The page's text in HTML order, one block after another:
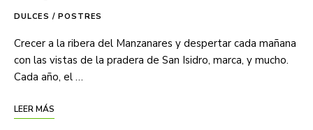
DULCES / POSTRES
Crecer a la ribera del Manzanares y despertar cada mañana
con las vistas de la pradera de San Isidro, marca, y mucho.
Cada año, el …
LEER MÁS